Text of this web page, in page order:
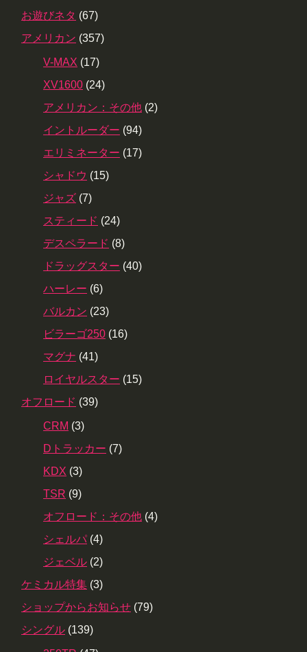
お遊びネタ (67)
アメリカン (357)
V-MAX (17)
XV1600 (24)
アメリカン：その他 (2)
イントルーダー (94)
エリミネーター (17)
シャドウ (15)
ジャズ (7)
スティード (24)
デスペラード (8)
ドラッグスター (40)
ハーレー (6)
バルカン (23)
ビラーゴ250 (16)
マグナ (41)
ロイヤルスター (15)
オフロード (39)
CRM (3)
Dトラッカー (7)
KDX (3)
TSR (9)
オフロード：その他 (4)
シェルパ (4)
ジェベル (2)
ケミカル特集 (3)
ショップからお知らせ (79)
シングル (139)